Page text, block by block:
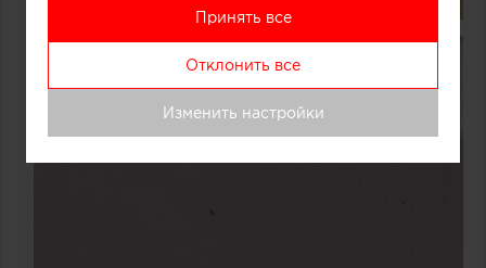
Принять все
Отклонить все
Изменить настройки